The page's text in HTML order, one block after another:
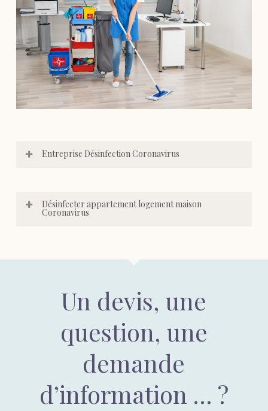
Entreprise Désinfection Coronavirus
Désinfecter appartement logement maison
Coronavirus
Un devis, une
question, une
demande
d’information … ?